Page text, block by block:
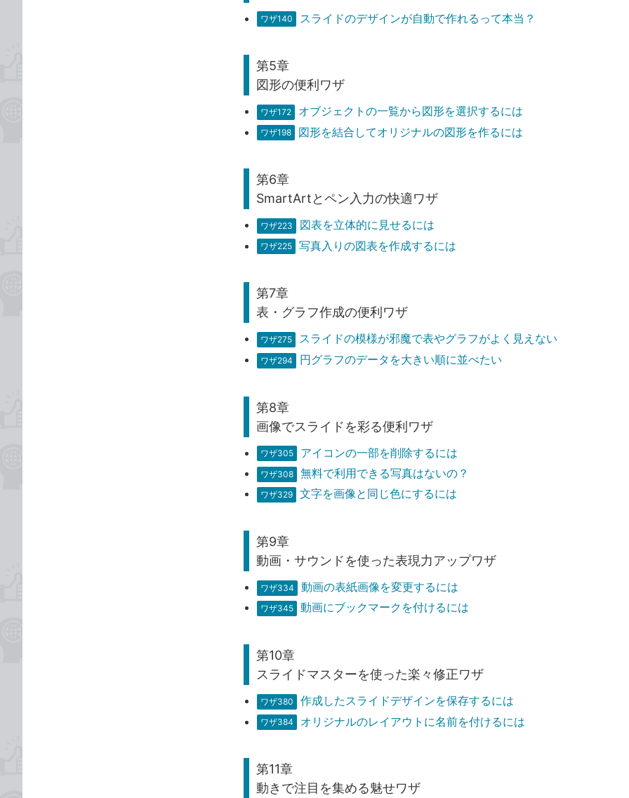
ワザ140 スライドのデザインが自動で作れるって本当？
第5章
図形の便利ワザ
ワザ172 オブジェクトの一覧から図形を選択するには
ワザ198 図形を結合してオリジナルの図形を作るには
第6章
SmartArtとペン入力の快適ワザ
ワザ223 図表を立体的に見せるには
ワザ225 写真入りの図表を作成するには
第7章
表・グラフ作成の便利ワザ
ワザ275 スライドの模様が邪魔で表やグラフがよく見えない
ワザ294 円グラフのデータを大きい順に並べたい
第8章
画像でスライドを彩る便利ワザ
ワザ305 アイコンの一部を削除するには
ワザ308 無料で利用できる写真はないの？
ワザ329 文字を画像と同じ色にするには
第9章
動画・サウンドを使った表現力アップワザ
ワザ334 動画の表紙画像を変更するには
ワザ345 動画にブックマークを付けるには
第10章
スライドマスターを使った楽々修正ワザ
ワザ380 作成したスライドデザインを保存するには
ワザ384 オリジナルのレイアウトに名前を付けるには
第11章
動きで注目を集める魅せワザ